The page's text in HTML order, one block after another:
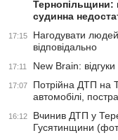
Тернопільщини:
судинна
17:15
Нагодувати
відповідально
17:11 New Brain:
17:07
Потрійна ДТП на
автомобілі,
16:12
Вчинив ДТП у
Гусятинщини